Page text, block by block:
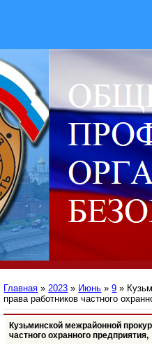
Главная »2023 » Июнь » 9 »
права работников частного
Кузьминской межрайонной
частного охранного предприятия,